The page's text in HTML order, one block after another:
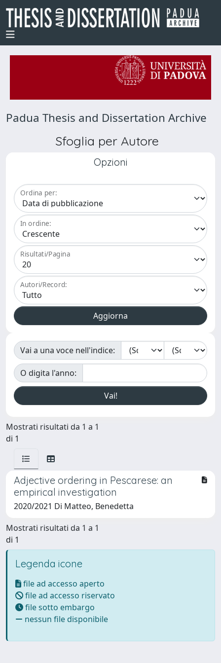
Padua Thesis and Dissertation Archive
Sfoglia per Autore
Opzioni
Ordina per:
In ordine:
Risultati/Pagina
Autori/Record:
Vai a una voce nell'indice:
O digita l'anno:
Mostrati risultati da 1 a 1
di 1
Adjective ordering in Pescarese: an
empirical investigation
2020/2021 Di Matteo, Benedetta
Mostrati risultati da 1 a 1
di 1
Legenda icone
file ad accesso aperto
file ad accesso riservato
file sotto embargo
nessun file disponibile